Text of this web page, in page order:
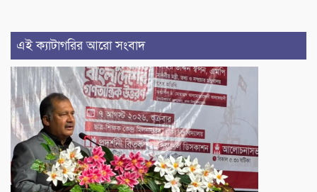
এই ক্যাটাগরির আরো সংবাদ